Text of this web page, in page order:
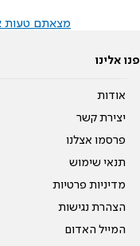
מצאתם טעות
פנו אלינו
אודות
יצירת קשר
פרסמו אצלנו
תנאי שימוש
מדיניות פרטיות
הצהרת נגישות
המייל האדום